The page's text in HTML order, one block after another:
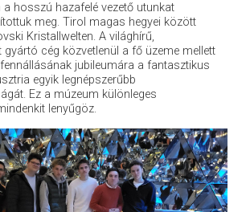
hosszú hazafelé vezető utunkat
meg. Tirol magas hegyei között
Kristallwelten. A világhírű,
gyártó cég közvetlenül a fő üzeme mellett
jubileumára a fantasztikus
egyik legnépszerűbb
Ez a múzeum különleges
lenyűgöz.